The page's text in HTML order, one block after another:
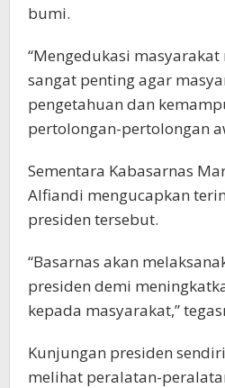
bumi.
“Mengedukasi
sangat penting agar
pengetahuan dan
pertolongan-pertolongan
Sementara Kabasarnas
Alfiandi mengucapkan
presiden tersebut.
“Basarnas akan
presiden demi
kepada masyarakat,”
Kunjungan presiden
melihat peralatan-